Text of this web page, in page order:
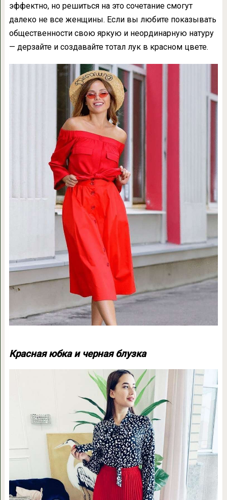
эффектно, но решиться на это сочетание смогут
далеко не все женщины. Если вы любите показывать
общественности свою яркую и неординарную натуру
— дерзайте и создавайте тотал лук в красном цвете.
Красная юбка и черная блузка